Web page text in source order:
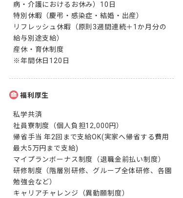
病・介護におけるお休み）10日
特別休暇（慶弔・感染症・結婚・出産）
リフレッシュ休暇（原則3週間連続＋1か月分の
給与別途支給）
産休・育休制度
※年間休日120日
福利厚生
私学共済
社員寮制度（個人負担12,000円）
帰省手当 年2回まで支給OK(実家へ帰省する費用
最大5万円まで支給)
マイプランボーナス制度（退職金前払い制度）
研修制度（階層別研修、グループ全体研修、各園
勉強会など）
キャリアチャレンジ（異動願制度）